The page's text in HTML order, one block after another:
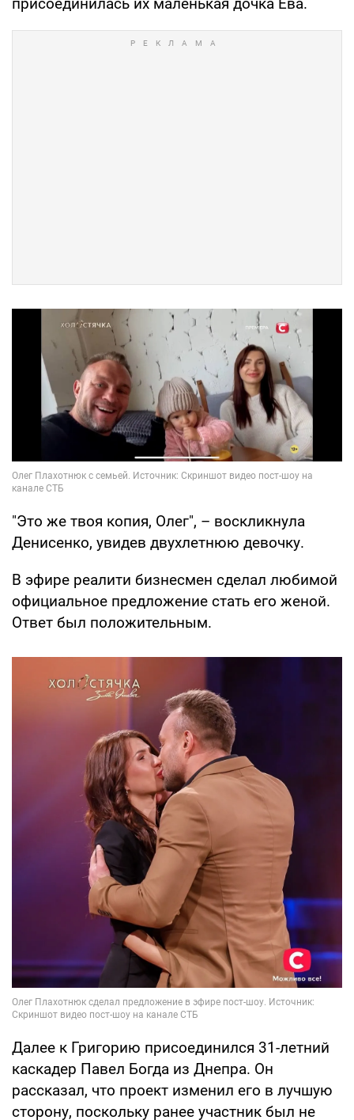
присоединилась их маленькая дочка Ева.
"Это же твоя копия, Олег", – воскликнула
Денисенко, увидев двухлетнюю девочку.
В эфире реалити бизнесмен сделал любимой
официальное предложение стать его женой.
Ответ был положительным.
Далее к Григорию присоединился 31-летний
каскадер Павел Богда из Днепра. Он
рассказал, что проект изменил его в лучшую
сторону, поскольку ранее участник был не